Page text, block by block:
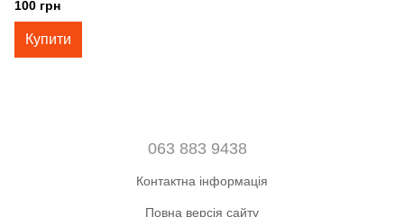
100 грн
Купити
063 883 9438
Контактна інформація
Повна версія сайту